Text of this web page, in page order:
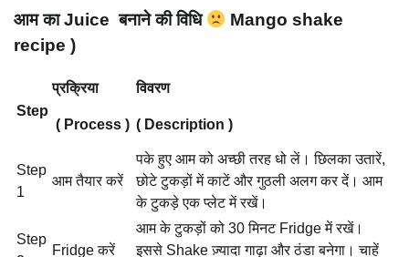
आम का Juice बनाने की विधि
Mango shake
recipe )
Step
प्रक्रिया
( Process )
विवरण
( Description )
Step
1
आम तैयार करें
पके हुए आम को अच्छी तरह धो लें। छिलका उतारें,
छोटे टुकड़ों में काटें और गुठली अलग कर दें। आम
के टुकड़े एक प्लेट में रखें।
Step
Fridge करें
आम के टुकड़ों को 30 मिनट Fridge में रखें।
इससे Shake ज़्यादा गाढ़ा और ठंडा बनेगा। चाहें